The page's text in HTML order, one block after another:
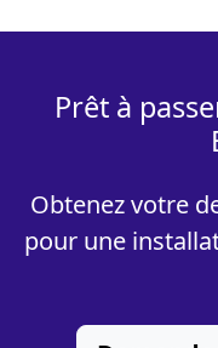
Prêt à
Obtenez votre
pour une